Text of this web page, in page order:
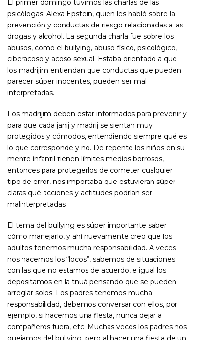
El primer domingo tuvimos las charlas de las
psicólogas: Alexa Epstein, quien les habló sobre la
prevención y conductas de riesgo relacionadas a las
drogas y alcohol. La segunda charla fue sobre los
abusos, como el bullying, abuso físico, psicológico,
ciberacoso y acoso sexual. Estaba orientado a que
los madrijim entiendan que conductas que pueden
parecer súper inocentes, pueden ser mal
interpretadas.
Los madrijim deben estar informados para prevenir y
para que cada janij y madrij se sientan muy
protegidos y cómodos, entendiendo siempre qué es
lo que corresponde y no. De repente los niños en su
mente infantil tienen límites medios borrosos,
entonces para protegerlos de cometer cualquier
tipo de error, nos importaba que estuvieran súper
claras qué acciones y actitudes podrían ser
malinterpretadas.
El tema del bullying es súper importante saber
cómo manejarlo, y ahí nuevamente creo que los
adultos tenemos mucha responsabilidad. A veces
nos hacemos los “locos”, sabemos de situaciones
con las que no estamos de acuerdo, e igual los
depositamos en la tnuá pensando que se pueden
arreglar solos. Los padres tenemos mucha
responsabilidad, debemos conversar con ellos, por
ejemplo, si hacemos una fiesta, nunca dejar a
compañeros fuera, etc. Muchas veces los padres nos
quejamos del bullying, pero al hacer una fiesta de un